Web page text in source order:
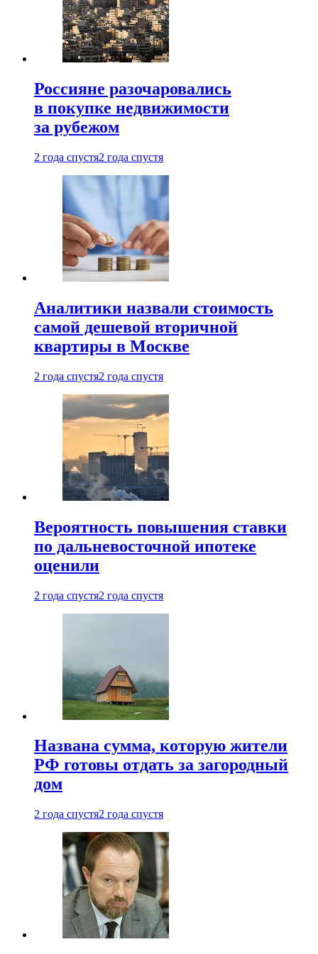
Россияне разочаровались
в покупке недвижимости
за рубежом
2 года спустя2 года спустя
Аналитики назвали стоимость
самой дешевой вторичной
квартиры в Москве
2 года спустя2 года спустя
Вероятность повышения ставки
по дальневосточной ипотеке
оценили
2 года спустя2 года спустя
Названа сумма, которую жители
РФ готовы отдать за загородный
дом
2 года спустя2 года спустя